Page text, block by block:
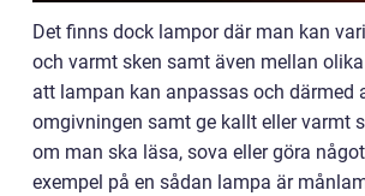
Det finns dock lampor där man kan
och varmt sken samt även mellan
att lampan kan anpassas och därmed
omgivningen samt ge kallt eller varmt
om man ska läsa, sova eller göra
exempel på en sådan lampa är